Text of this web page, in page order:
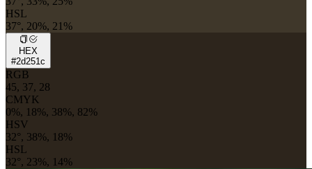
HSL
37°, 20%, 21%
HEX
#2d251c
RGB
45, 37, 28
CMYK
0%, 18%, 38%, 82%
HSV
32°, 38%, 18%
HSL
32°, 23%, 14%